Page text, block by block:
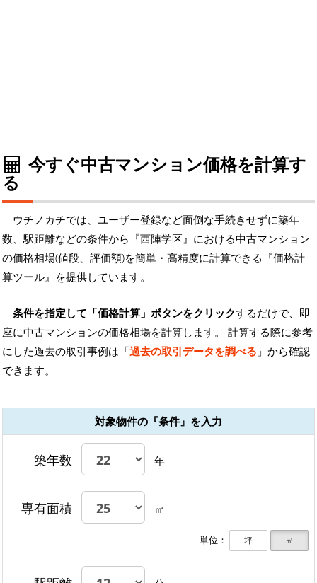
今すぐ中古マンション価格を計算す
る
ウチノカチでは、ユーザー登録など面倒な手続きせずに築年
数、駅距離などの条件から『西陣学区』における中古マンション
の価格相場(値段、評価額)を簡単・高精度に計算できる『価格計
算ツール』を提供しています。
条件を指定して「価格計算」ボタンをクリックするだけで、即
座に中古マンションの価格相場を計算します。 計算する際に参考
にした過去の取引事例は「過去の取引データを調べる 」から確認
できます。
対象物件の『条件』を入力
築年数 年
専有面積 ㎡
単位： 坪 ㎡